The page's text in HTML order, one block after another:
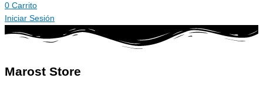
0 Carrito
Iniciar Sesión
Marost Store